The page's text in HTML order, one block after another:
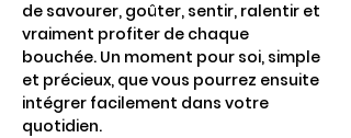
de savourer, goûter, sentir, ralentir et
vraiment profiter de chaque
bouchée. Un moment pour soi, simple
et précieux, que vous pourrez ensuite
intégrer facilement dans votre
quotidien.